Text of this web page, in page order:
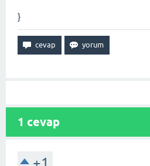
}
1 cevap
+1